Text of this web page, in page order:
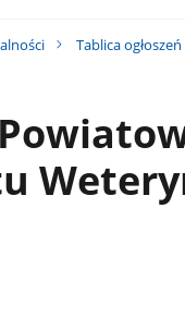
Tablica ogłoszeń